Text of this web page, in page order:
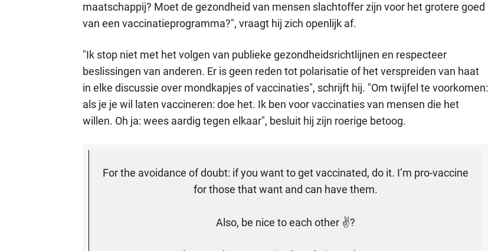
maatschappij? Moet de gezondheid van mensen slachtoffer zijn voor het grotere goed
van een vaccinatieprogramma?", vraagt hij zich openlijk af.
"Ik stop niet met het volgen van publieke gezondheidsrichtlijnen en respecteer
beslissingen van anderen. Er is geen reden tot polarisatie of het verspreiden van haat
in elke discussie over mondkapjes of vaccinaties", schrijft hij. "Om twijfel te voorkomen:
als je je wil laten vaccineren: doe het. Ik ben voor vaccinaties van mensen die het
willen. Oh ja: wees aardig tegen elkaar", besluit hij zijn roerige betoog.
For the avoidance of doubt: if you want to get vaccinated, do it. I’m pro-vaccine
for those that want and can have them.
Also, be nice to each other ✌?